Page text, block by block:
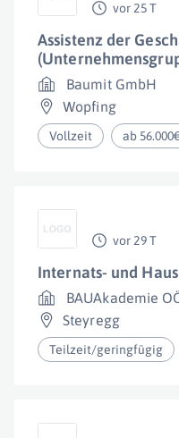
vor 25 T
Assistenz der
Baumit GmbH
Wopfing
Vollzeit ab
vor 29 T
Internats- und
BAUAkademie
Steyregg
Teilzeit/geringfügig